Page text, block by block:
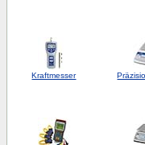
Kraftmesser